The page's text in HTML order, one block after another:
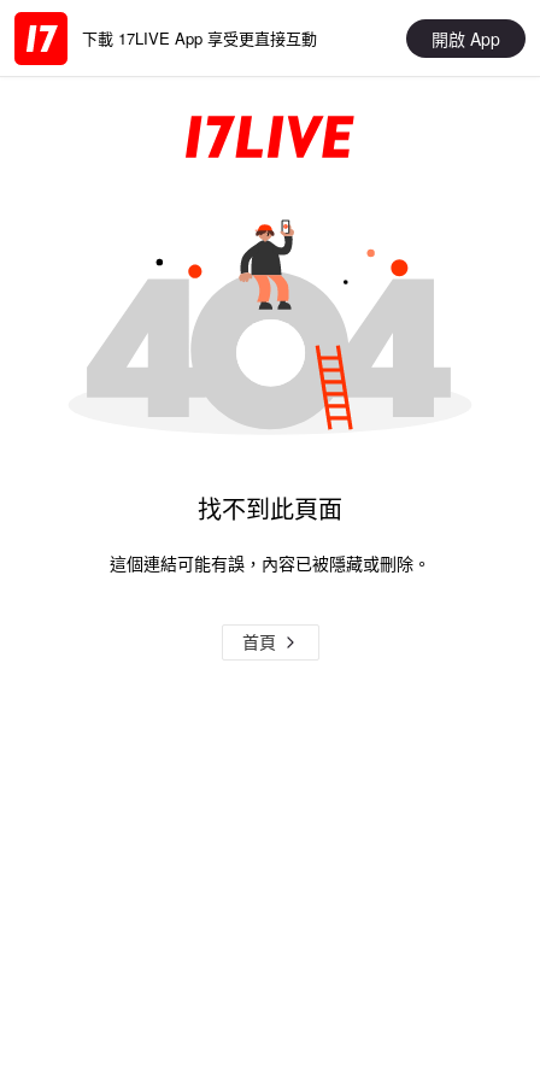
下載 17LIVE App 享受更直接互動 開啟 App
找不到此頁面
這個連結可能有誤，內容已被隱藏或刪除。
首頁